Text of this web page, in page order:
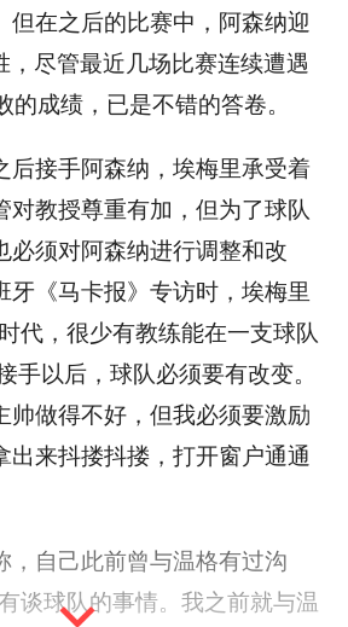
但在之后的比赛中，阿森纳迎
，尽管最近几场比赛连续遭遇
成绩，已是不错的答卷。
后接手阿森纳，埃梅里承受着
对教授尊重有加，但为了球队
必须对阿森纳进行调整和改
牙《马卡报》专访时，埃梅里
代，很少有教练能在一支球队
手以后，球队必须要有改变。
帅做得不好，但我必须要激励
出来抖搂抖搂，打开窗户通通
，自己此前曾与温格有过沟
谈球队的事情。我之前就与温